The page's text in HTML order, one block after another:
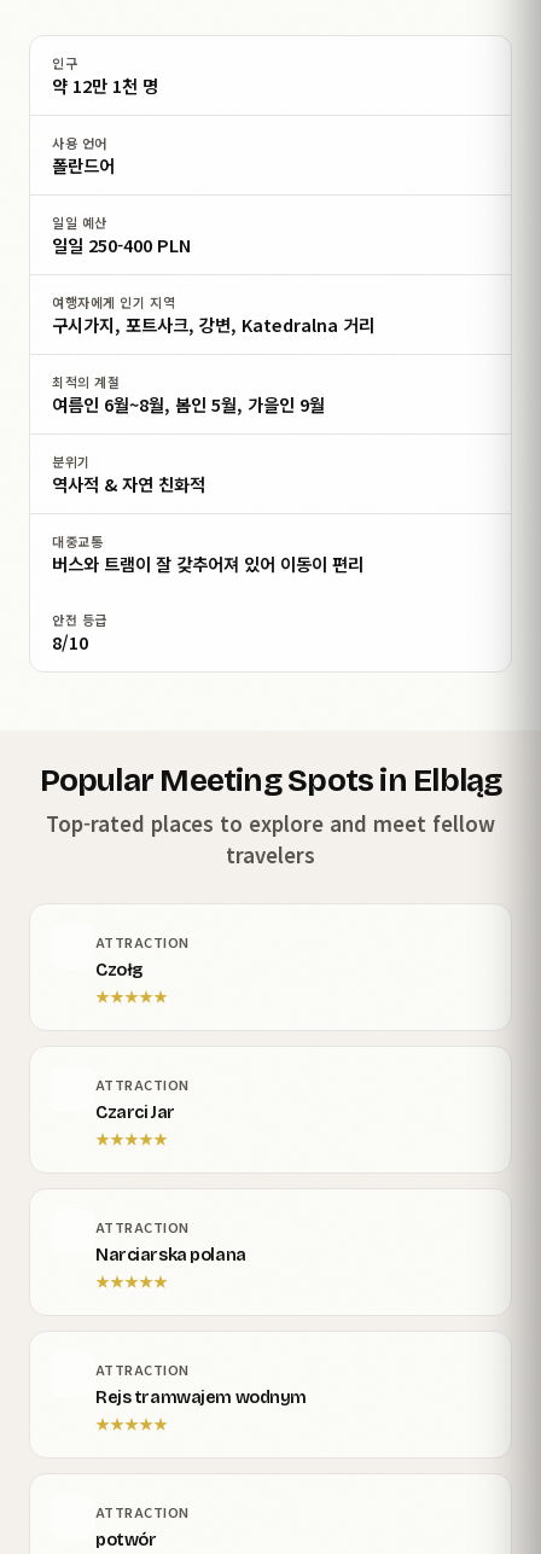
인구
약 12만 1천 명
사용 언어
폴란드어
일일 예산
일일 250-400 PLN
여행자에게 인기 지역
구시가지, 포트사크, 강변, Katedralna 거리
최적의 계절
여름인 6월~8월, 봄인 5월, 가을인 9월
분위기
역사적 & 자연 친화적
대중교통
버스와 트램이 잘 갖추어져 있어 이동이 편리
안전 등급
8/10
Popular Meeting Spots in Elbląg
Top-rated places to explore and meet fellow
travelers
ATTRACTION
Czołg
★★★★★
ATTRACTION
Czarci Jar
★★★★★
ATTRACTION
Narciarska polana
★★★★★
ATTRACTION
Rejs tramwajem wodnym
★★★★★
ATTRACTION
potwór